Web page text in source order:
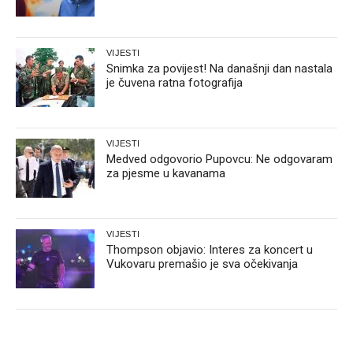
VIJESTI
Snimka za povijest! Na današnji dan nastala
je čuvena ratna fotografija
VIJESTI
Medved odgovorio Pupovcu: Ne odgovaram
za pjesme u kavanama
VIJESTI
Thompson objavio: Interes za koncert u
Vukovaru premašio je sva očekivanja